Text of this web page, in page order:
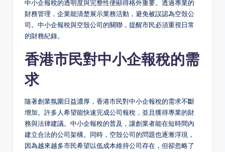
中小企報稅的透明度與完整性便顯得格外重要。透過專業的
財務管理，企業能清楚展示業務活動，避免被誤認為空殼公
司。中小企報稅與空殼公司的關聯，提醒市民必須重視日常
的財務紀錄。
香港市民對中小企報稅的需
求
隨著創業氛圍日益濃厚，香港市民對中小企報稅的需求不斷
增加。許多人希望能快速完成公司報稅，並且獲得專業的財
務與法律建議。中小企報稅的普及，讓創業者能在短時間內
建立合法的公司架構。同時，空殼公司的問題也逐漸浮現，
因為越來越多市民希望以低成本維持公司存在，但卻忽略了